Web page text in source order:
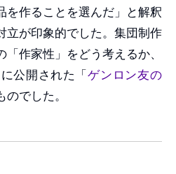
を作ることを選んだ」と解釈
立が印象的でした。集団制作
作家性」をどう考えるか、
公開された「ゲンロン友の
のでした。